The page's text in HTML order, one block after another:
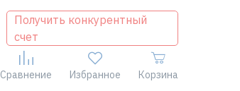
Получить конкурентный
счет
Сравнение Избранное Корзина